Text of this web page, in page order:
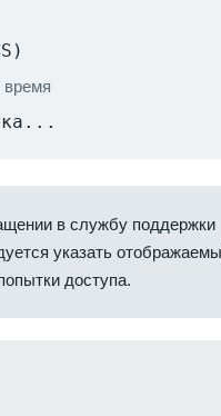
в службу поддержки
указать
доступа.